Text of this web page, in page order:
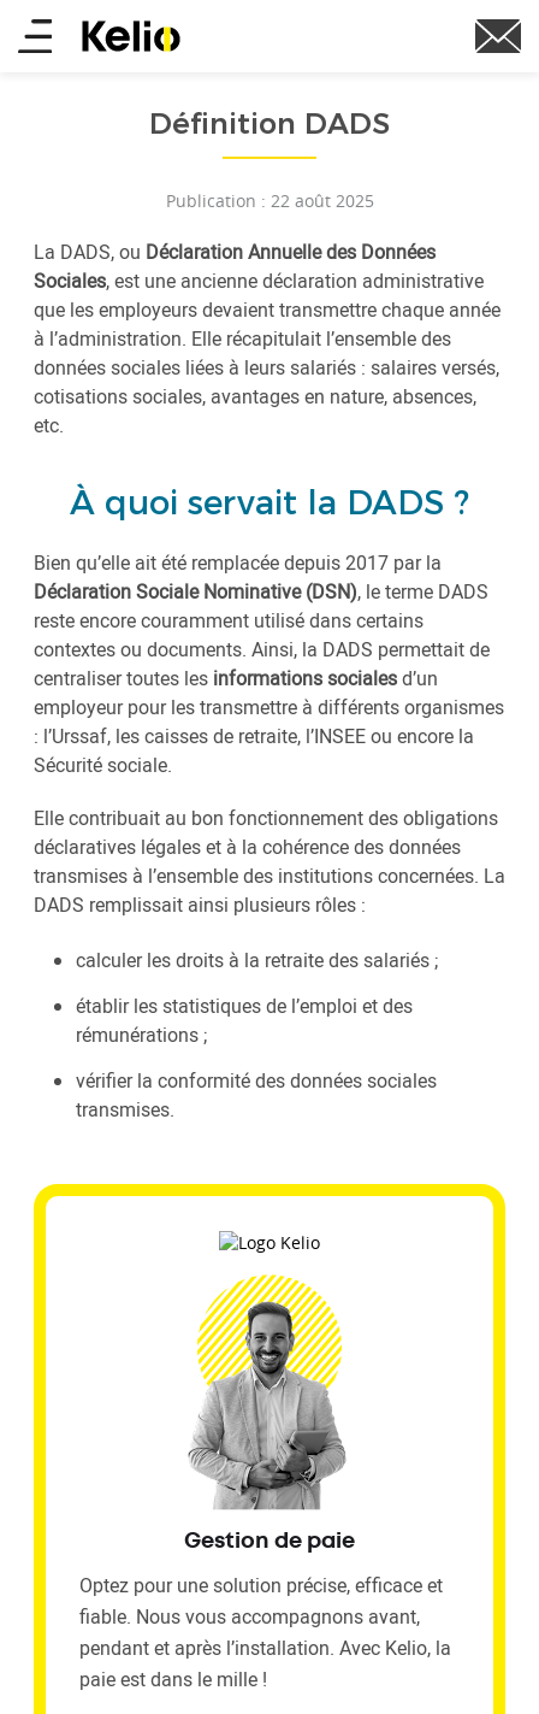
Aller
auMain
Définition DADS
Publication : 22 août 2025
La DADS, ou Déclaration Annuelle des Données
Sociales, est une ancienne déclaration administrative
que les employeurs devaient transmettre chaque année
à l’administration. Elle récapitulait l’ensemble des
données sociales liées à leurs salariés : salaires versés,
cotisations sociales, avantages en nature, absences,
etc.
À quoi servait la DADS ?
Bien qu’elle ait été remplacée depuis 2017 par la
Déclaration Sociale Nominative (DSN), le terme DADS
reste encore couramment utilisé dans certains
contextes ou documents. Ainsi, la DADS permettait de
centraliser toutes les informations socialesd’un
employeur pour les transmettre à différents organismes
: l’Urssaf, les caisses de retraite, l’INSEE ou encore la
Sécurité sociale.
Elle contribuait au bon fonctionnement des obligations
déclaratives légales et à la cohérence des données
transmises à l’ensemble des institutions concernées. La
DADS remplissait ainsi plusieurs rôles :
calculer les droits à la retraite des salariés ;
établir les statistiques de l’emploi et des
rémunérations ;
vérifier la conformité des données sociales
transmises.
Gestion de paie
Optez pour une solution précise, efficace et
fiable. Nous vous accompagnons avant,
pendant et après l’installation. Avec Kelio, la
paie est dans le mille !